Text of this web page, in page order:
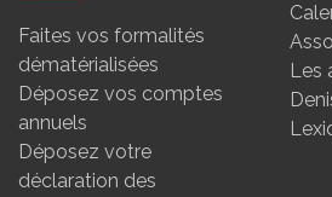
Faites vos formalités
dématérialisées
Déposez vos comptes
annuels
Déposez votre
déclaration des
Les